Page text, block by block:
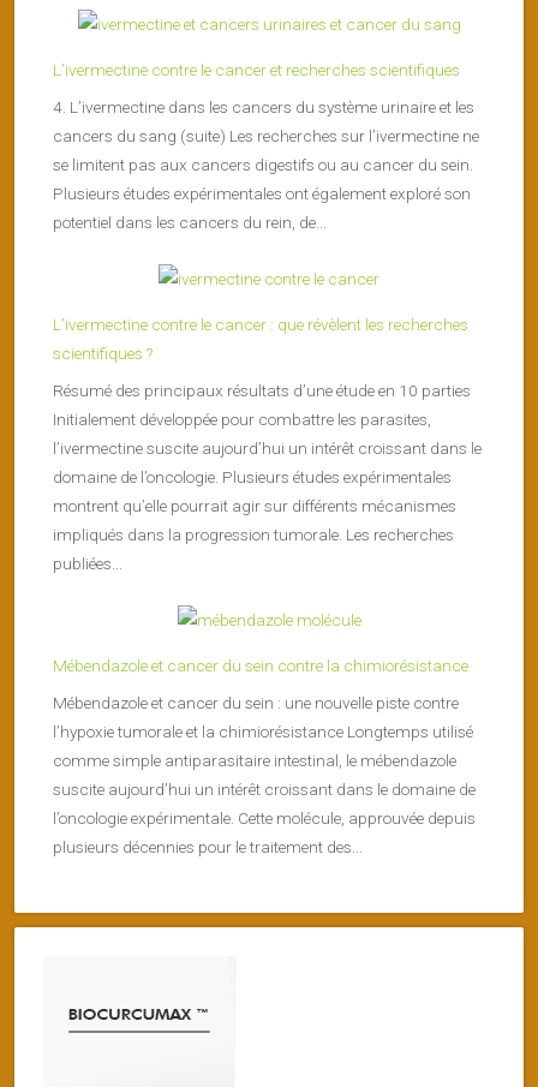
L’ivermectine contre le cancer et recherches scientifiques
4. L’ivermectine dans les cancers du système urinaire et les
cancers du sang (suite) Les recherches sur l’ivermectine ne
se limitent pas aux cancers digestifs ou au cancer du sein.
Plusieurs études expérimentales ont également exploré son
potentiel dans les cancers du rein, de...
L’ivermectine contre le cancer : que révèlent les recherches
scientifiques ?
Résumé des principaux résultats d’une étude en 10 parties
Initialement développée pour combattre les parasites,
l’ivermectine suscite aujourd’hui un intérêt croissant dans le
domaine de l’oncologie. Plusieurs études expérimentales
montrent qu’elle pourrait agir sur différents mécanismes
impliqués dans la progression tumorale. Les recherches
publiées...
Mébendazole et cancer du sein contre la chimiorésistance
Mébendazole et cancer du sein : une nouvelle piste contre
l’hypoxie tumorale et la chimiorésistance Longtemps utilisé
comme simple antiparasitaire intestinal, le mébendazole
suscite aujourd’hui un intérêt croissant dans le domaine de
l’oncologie expérimentale. Cette molécule, approuvée depuis
plusieurs décennies pour le traitement des...